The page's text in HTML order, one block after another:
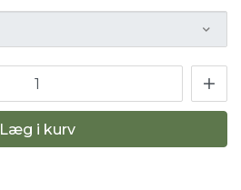
Læg i kurv